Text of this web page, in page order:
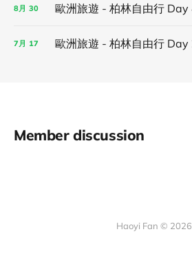
8月 30
7月 17
Member discussion
Haoyi Fan © 2026